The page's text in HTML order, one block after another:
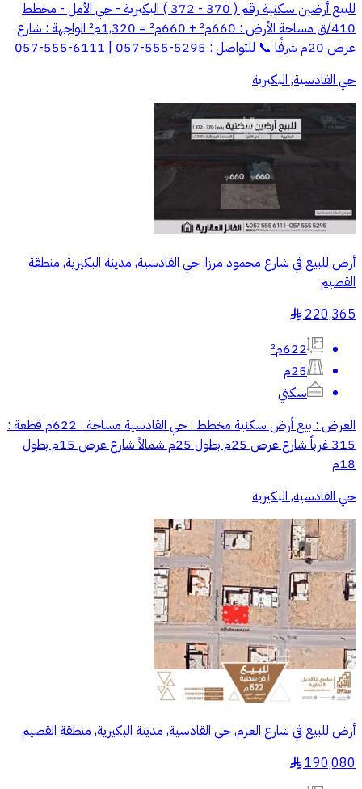
للبيع أرضين سكنية رقم ( 370 - 372 ) البكيرية - حي الأمل - مخطط
410/ق مساحة الأرض : 660م² + 660م² = 1,320م² الواجهة : شارع
عرض 20م شرقًا 📞 للتواصل : 5295-555-057 | 6111-555-057
حي القادسية, البكيرية
أرض للبيع في شارع محمود مرزا, حي القادسية, مدينة البكيرية, منطقة
القصيم
220,365
§
622م²
25م
سكني
‏الغرض : بيع أرض سكنية ‏مخطط : حي القادسية ‏مساحة : 622م ‏قطعة :
315 ‏غرباً شارع عرض 25م بطول 25م ‏شمالاً شارع عرض 15م بطول
18م
حي القادسية, البكيرية
أرض للبيع في شارع العزم, حي القادسية, مدينة البكيرية, منطقة القصيم
190,080
§